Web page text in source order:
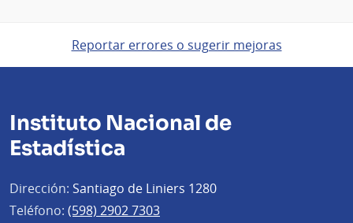
Reportar errores o sugerir mejoras
Instituto Nacional de
Estadística
Dirección: Santiago de Liniers 1280
Teléfono: (598) 2902 7303